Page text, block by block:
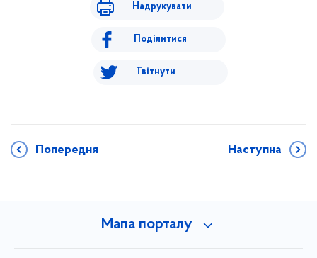
Надрукувати
Поділитися
Твітнути
Попередня Наступна
Мапа порталу